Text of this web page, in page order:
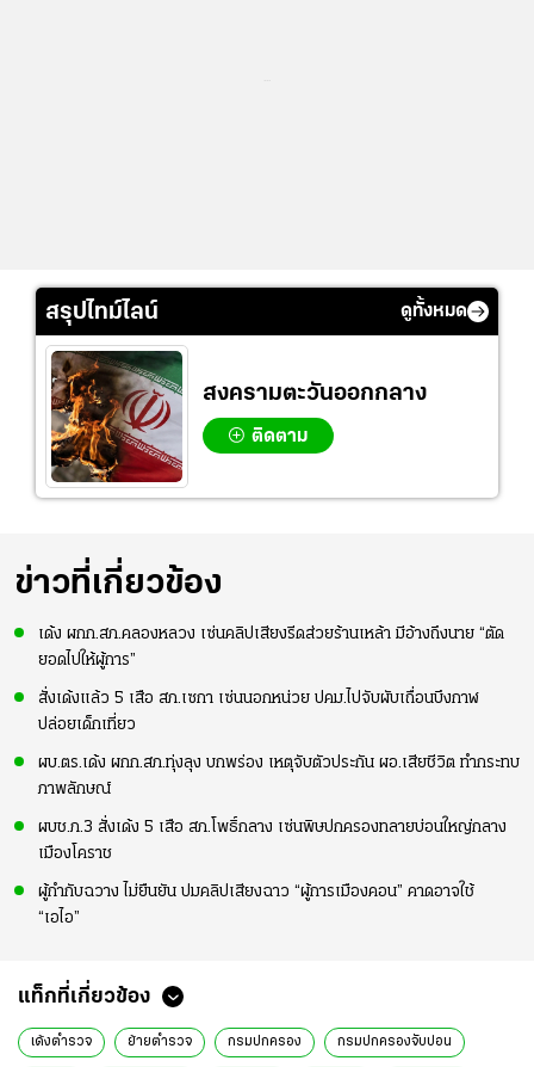
สรุปไทม์ไลน์ ดูทั้งหมด
สงครามตะวันออกกลาง
ติดตาม
ข่าวที่เกี่ยวข้อง
เด้ง ผกก.สภ.คลองหลวง เซ่นคลิปเสียงรีดส่วยร้านเหล้า มีอ้างถึงนาย “ตัด
ยอดไปให้ผู้การ”
สั่งเด้งแล้ว 5 เสือ สภ.เซกา เซ่นนอกหน่วย ปคม.ไปจับผับเถื่อนบึงกาฬ
ปล่อยเด็กเที่ยว
ผบ.ตร.เด้ง ผกก.สภ.ทุ่งลุง บกพร่อง เหตุจับตัวประกัน ผอ.เสียชีวิต ทำกระทบ
ภาพลักษณ์
ผบช.ภ.3 สั่งเด้ง 5 เสือ สภ.โพธิ์กลาง เซ่นพิษปกครองทลายบ่อนใหญ่กลาง
เมืองโคราช
ผู้กำกับฉวาง ไม่ยืนยัน ปมคลิปเสียงฉาว “ผู้การเมืองคอน” คาดอาจใช้
“เอไอ”
แท็กที่เกี่ยวข้อง
เด้งตำรวจ ย้ายตำรวจ กรมปกครอง กรมปกครองจับบ่อน